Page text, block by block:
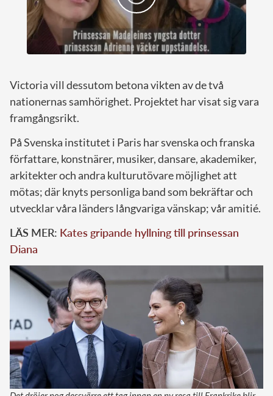
Victoria vill dessutom betona vikten av de två
nationernas samhörighet. Projektet har visat sig vara
framgångsrikt.
På Svenska institutet i Paris har svenska och franska
författare, konstnärer, musiker, dansare, akademiker,
arkitekter och andra kulturutövare möjlighet att
mötas; där knyts personliga band som bekräftar och
utvecklar våra länders långvariga vänskap; vår amitié.
LÄS MER: Kates gripande hyllning till prinsessan
Diana